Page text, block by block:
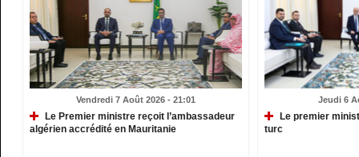
Vendredi 7 Août 2026 - 21:01
Le Premier ministre reçoit l’ambassadeur
algérien accrédité en Mauritanie
Jeudi 6
Le premier
turc